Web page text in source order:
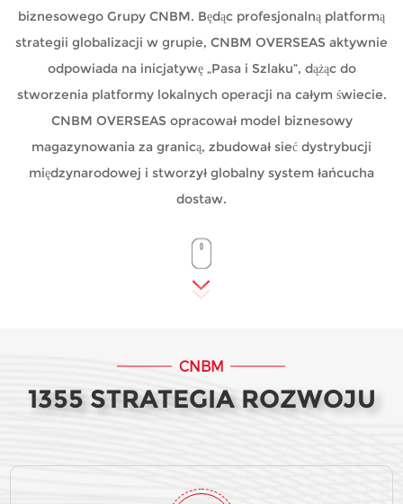
biznesowego Grupy CNBM. Będąc profesjonalną platformą
strategii globalizacji w grupie, CNBM OVERSEAS aktywnie
odpowiada na inicjatywę „Pasa i Szlaku”, dążąc do
stworzenia platformy lokalnych operacji na całym świecie.
CNBM OVERSEAS opracował model biznesowy
magazynowania za granicą, zbudował sieć dystrybucji
międzynarodowej i stworzył globalny system łańcucha
dostaw.
CNBM
1355 STRATEGIA ROZWOJU